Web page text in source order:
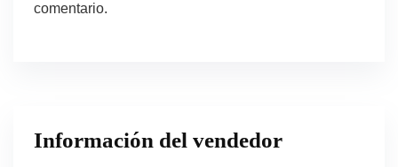
comentario.
Información del vendedor